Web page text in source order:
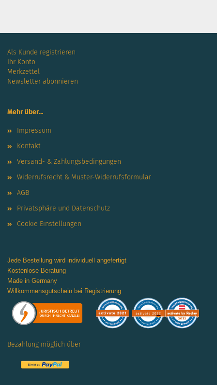
Als Kunde registrieren
Ihr Konto
Merkzettel
Newsletter abonnieren
Mehr über...
Impressum
Kontakt
Versand- & Zahlungsbedingungen
Widerrufsrecht & Muster-Widerrufsformular
AGB
Privatsphäre und Datenschutz
Cookie Einstellungen
Jede Bestellung wird individuell angefertigt
Kostenlose Beratung
Made in Germany
Willkommensgutschein bei Registrierung
Bezahlung möglich über